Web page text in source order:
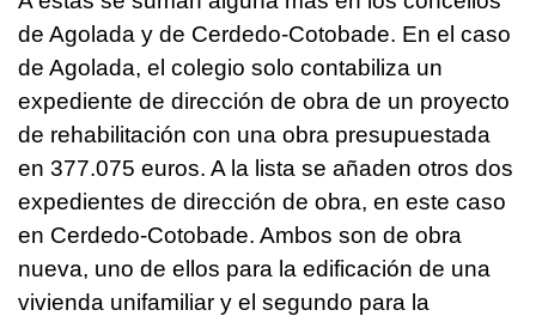
de Agolada y de Cerdedo-Cotobade. En el caso
de Agolada, el colegio solo contabiliza un
expediente de dirección de obra de un proyecto
de rehabilitación con una obra presupuestada
en 377.075 euros. A la lista se añaden otros dos
expedientes de dirección de obra, en este caso
en Cerdedo-Cotobade. Ambos son de obra
nueva, uno de ellos para la edificación de una
vivienda unifamiliar y el segundo para la